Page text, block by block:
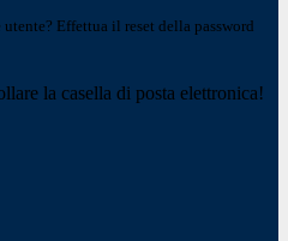
Effettua il reset della password
la casella di posta elettronica!